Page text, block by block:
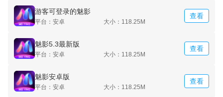
游客可登录的魅影
平台：安卓 大小：118.25M
查看
魅影5.3最新版
平台：安卓 大小：118.25M
查看
魅影安卓版
平台：安卓 大小：118.25M
查看